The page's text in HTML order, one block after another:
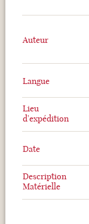
Auteur
Langue
Lieu
d'expédition
Date
Description
Matérielle